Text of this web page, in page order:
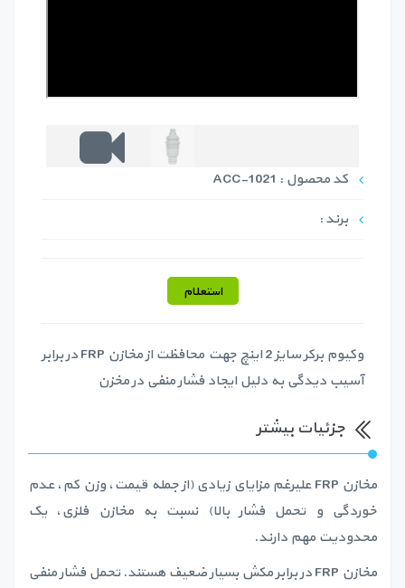
کد محصول : ACC-1021
برند :
استعلام
وکیوم برکر سایز 2 اینچ جهت محافظت از مخازن FRP در برابر
آسیب دیدگی به دلیل ایجاد فشار منفی در مخزن
جزئیات بیشتر
مخازن FRP علیرغم مزایای زیادی (از جمله قیمت، وزن کم، عدم
خوردگی و تحمل فشار بالا) نسبت به مخازن فلزی، یک
محدودیت مهم دارند.
مخازن FRP در برابر مکش بسیار ضعیف هستند. تحمل فشار منفی